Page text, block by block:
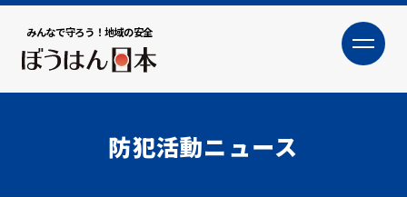
みんなで守ろう！地域の安全
大
防犯活動ニュース